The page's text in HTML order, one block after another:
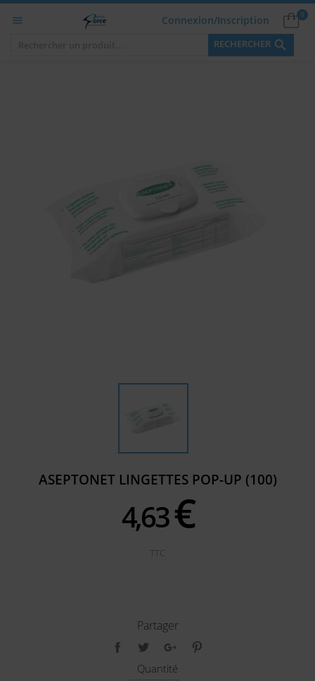
 0
Connexion/Inscription
RECHERCHER 
ASEPTONET LINGETTES POP-UP (100)
4,63€
TTC
Partager
Quantité